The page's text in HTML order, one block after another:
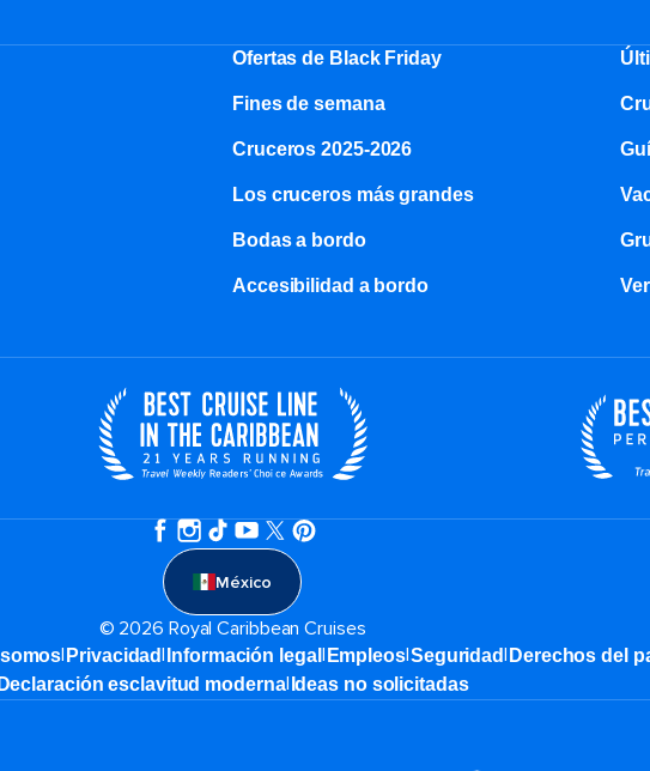
Ofertas de Black Friday
Fines de semana
Cruceros 2025-2026
Los cruceros más grandes
Bodas a bordo
Accesibilidad a bordo
México
© 2026 Royal Caribbean Cruises
| Privacidad| Información legal | Empleos|Seguridad| Derechos del
Declaración esclavitud moderna| Ideas no solicitadas